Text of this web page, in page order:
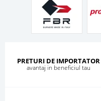
PRETURI DE IMPORTATOR
avantaj in beneficiul tau